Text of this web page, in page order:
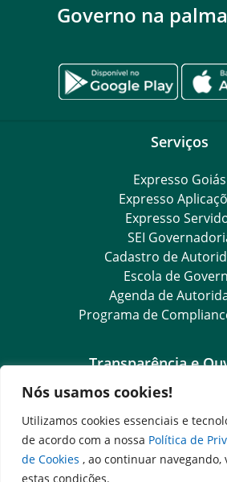
Nós usamos cookies!
Utilizamos cookies essenciais e
de acordo com a nossa Política de
de Cookies , ao continuar navegando,
estas condições.
Governo na
Serviços
Expresso Goiás
Expresso
Expresso
SEI
Cadastro de
Escola de
Agenda de
Programa de
Transparência e
LGPD
Goiás
Dados Abertos
SIC – Serviço de
e-SIC – Serviço Eletrônico de